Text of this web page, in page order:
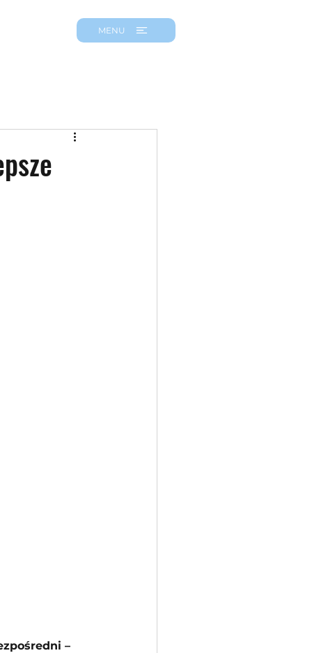
MENU
–